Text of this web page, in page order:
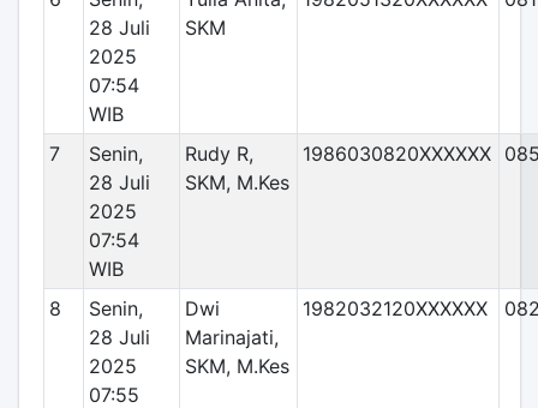
28 Juli
2025
07:54
WIB
SKM
7
Senin,
28 Juli
2025
07:54
WIB
Rudy R,
SKM, M.Kes
1986030820XXXXXX
8
Senin,
28 Juli
2025
07:55
Dwi
Marinajati,
SKM, M.Kes
1982032120XXXXXX